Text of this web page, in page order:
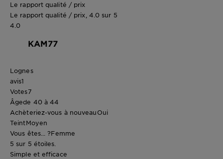
Le rapport qualité / prix
Le rapport qualité / prix, 4.0 sur 5
4.0
KAM77
Lognes
avis1
Votes7
Âgede 40 à 44
Achèteriez-vous à nouveauOui
TeintMoyen
Vous êtes... ?Femme
5 sur 5 étoiles.
Simple et efficace